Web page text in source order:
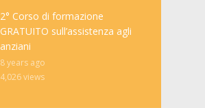
2° Corso di formazione
GRATUITO sull’assistenza agli
anziani
8 years ago
4,026views